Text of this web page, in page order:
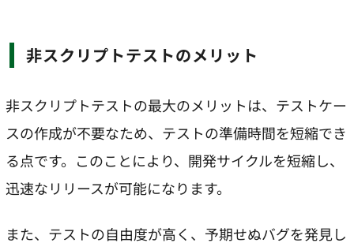
非スクリプトテストのメリット
非スクリプトテストの最大のメリットは、テストケー
スの作成が不要なため、テストの準備時間を短縮でき
る点です。このことにより、開発サイクルを短縮し、
迅速なリリースが可能になります。
また、テストの自由度が高く、予期せぬバグを発見し